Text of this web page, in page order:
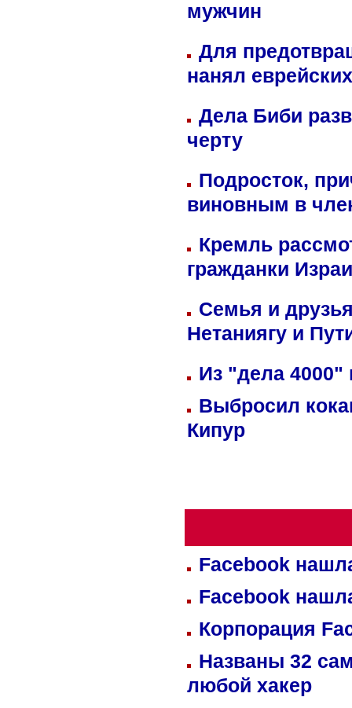
мужчин
Для
нанял
Дела Биби
черту
Подросток,
виновным в
Кремль
гражданки
Семья и
Нетаниягу и
Из "дела 4000"
Выбросил
Кипур
Facebook
Facebook
Корпорация
Названы 32
любой хакер